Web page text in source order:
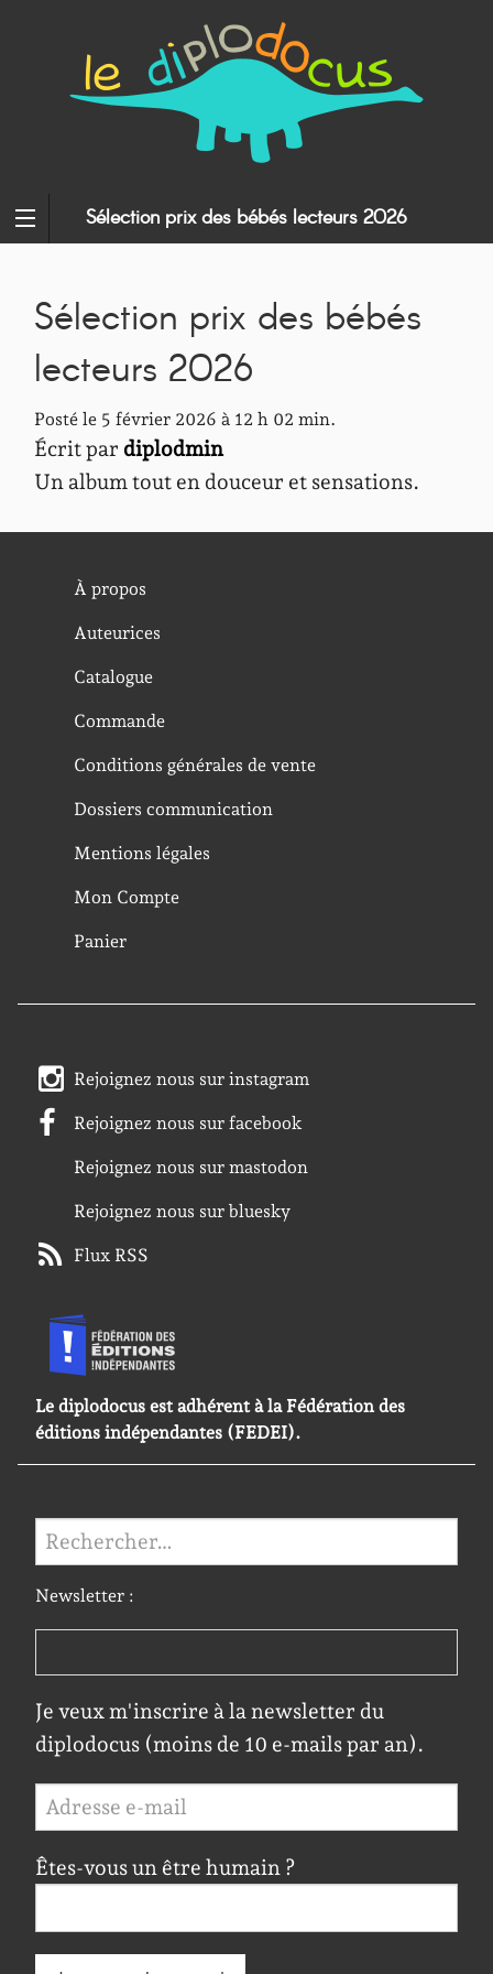
Sélection prix des bébés lecteurs 2026
Sélection prix des bébés
lecteurs 2026
Posté le 5 février 2026 à 12 h 02 min.
Écrit par diplodmin
Un album tout en douceur et sensations.
À propos
Auteurices
Catalogue
Commande
Conditions générales de vente
Dossiers communication
Mentions légales
Mon Compte
Panier
Rejoignez nous sur instagram
Rejoignez nous sur facebook
Rejoignez nous sur mastodon
Rejoignez nous sur bluesky
Flux RSS
Le diplodocus est adhérent à la Fédération des
éditions indépendantes (FEDEI).
Rechercher :
Newsletter :
Je veux m'inscrire à la newsletter du
diplodocus (moins de 10 e-mails par an).
Êtes-vous un être humain ?